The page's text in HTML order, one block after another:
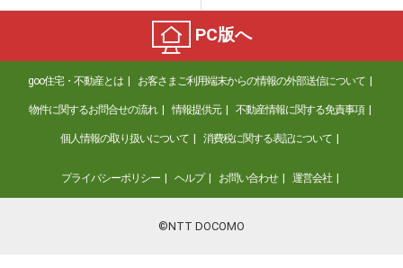
PC版へ
goo住宅・不動産とは お客さまご利用端末からの情報の外部送信について
物件に関するお問合せの流れ 情報提供元 不動産情報に関する免責事項
個人情報の取り扱いについて 消費税に関する表記について
プライバシーポリシー ヘルプ お問い合わせ 運営会社
©NTT DOCOMO